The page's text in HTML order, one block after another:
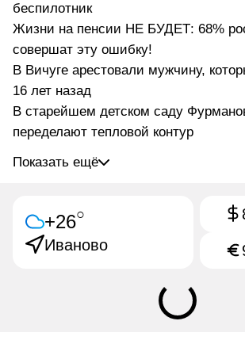
беспилотник
Жизни на пенсии НЕ БУДЕТ: 68%
совершат эту ошибку!
В Вичуге арестовали мужчину,
16 лет назад
В старейшем детском саду
переделают тепловой контур
Показать ещё
+26○
Иваново